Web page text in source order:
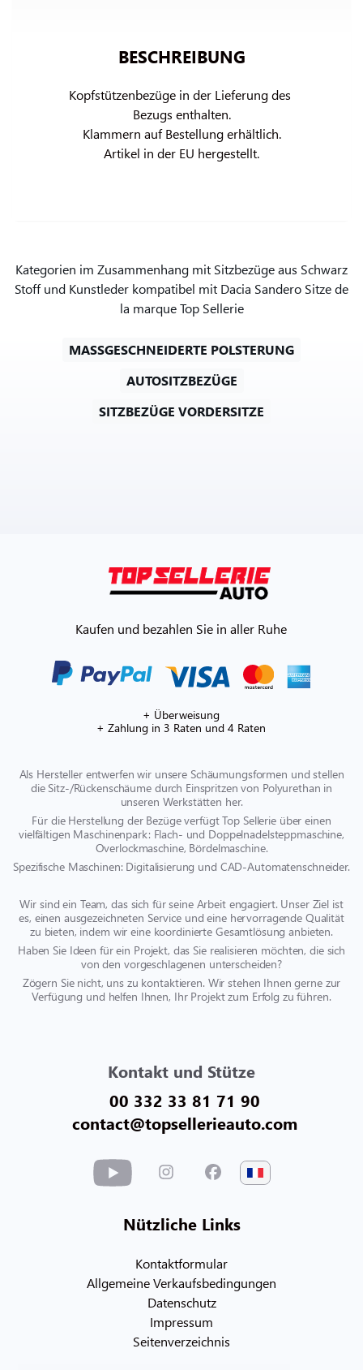
BESCHREIBUNG
Kopfstützenbezüge in der Lieferung des
Bezugs enthalten.
Klammern auf Bestellung erhältlich.
Artikel in der EU hergestellt.
Kategorien im Zusammenhang mit Sitzbezüge aus Schwarz
Stoff und Kunstleder kompatibel mit Dacia Sandero Sitze de
la marque Top Sellerie
MASSGESCHNEIDERTE POLSTERUNG
AUTOSITZBEZÜGE
SITZBEZÜGE VORDERSITZE
Kaufen und bezahlen Sie in aller Ruhe
+ Überweisung
+ Zahlung in 3 Raten und 4 Raten
Als Hersteller entwerfen wir unsere Schäumungsformen und stellen
die Sitz-/Rückenschäume durch Einspritzen von Polyurethan in
unseren Werkstätten her.
Für die Herstellung der Bezüge verfügt Top Sellerie über einen
vielfältigen Maschinenpark: Flach- und Doppelnadelsteppmaschine,
Overlockmaschine, Bördelmaschine.
Spezifische Maschinen: Digitalisierung und CAD-Automatenschneider.
Wir sind ein Team, das sich für seine Arbeit engagiert. Unser Ziel ist
es, einen ausgezeichneten Service und eine hervorragende Qualität
zu bieten, indem wir eine koordinierte Gesamtlösung anbieten.
Haben Sie Ideen für ein Projekt, das Sie realisieren möchten, die sich
von den vorgeschlagenen unterscheiden?
Zögern Sie nicht, uns zu kontaktieren. Wir stehen Ihnen gerne zur
Verfügung und helfen Ihnen, Ihr Projekt zum Erfolg zu führen.
Kontakt und Stütze
00 332 33 81 71 90
contact@topsellerieauto.com
Nützliche Links
Kontaktformular
Allgemeine Verkaufsbedingungen
Datenschutz
Impressum
Seitenverzeichnis